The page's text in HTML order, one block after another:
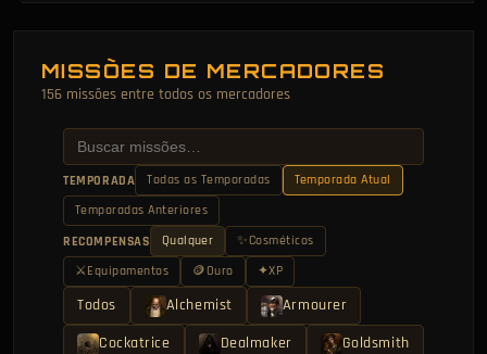
MISSÕES DE MERCADORES
156 missões entre todos os mercadores
TEMPORADA Todas as Temporadas
Temporada Atual
Temporadas Anteriores
RECOMPENSAS
Qualquer ✨Cosméticos
⚔ Equipamentos 🪙Ouro ✦XP
Todos Alchemist
Armourer
Cockatrice
Dealmaker
Goldsmith